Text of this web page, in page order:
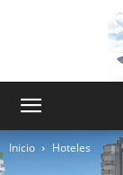
Inicio Hoteles